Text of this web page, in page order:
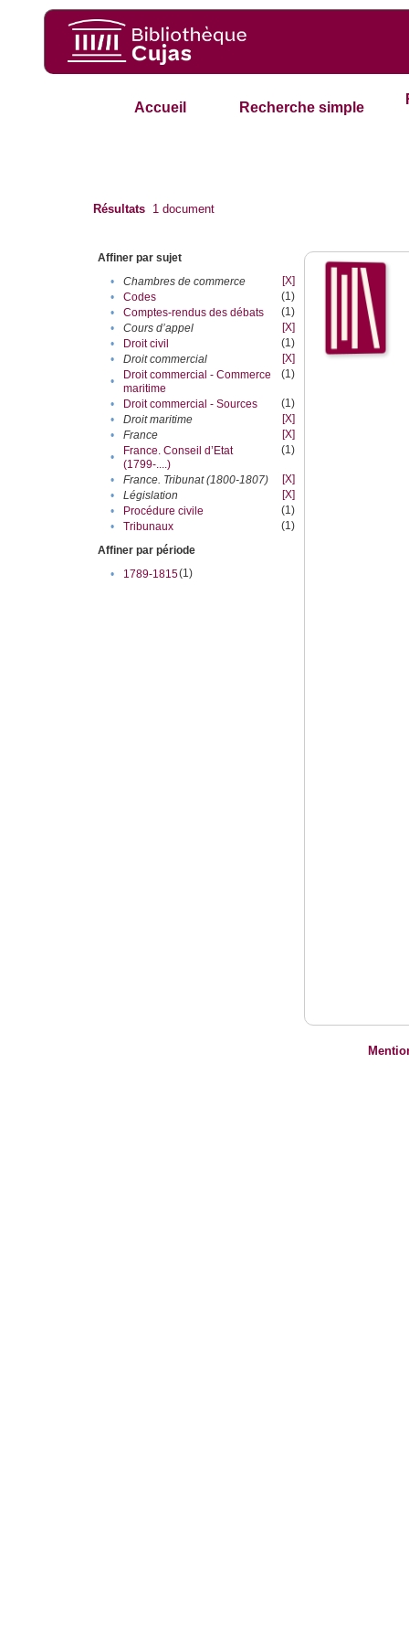
Accueil Recherche simple
Résultats 1 document
Affiner par sujet
•
Chambres de commerce
[X]
•
Codes
(1)
•
Comptes-rendus des débats
(1)
•
Cours d’appel
[X]
•
Droit civil
(1)
•
Droit commercial
[X]
•
Droit commercial - Commerce
maritime
(1)
• Droit commercial - Sources
(1)
•
Droit maritime
[X]
•
France
[X]
•
France. Conseil d’Etat
(1799-....)
(1)
• France. Tribunat (1800-1807)
[X]
•
Législation
[X]
•
Procédure civile
(1)
•
Tribunaux
(1)
Affiner par période
•
1789-1815(1)